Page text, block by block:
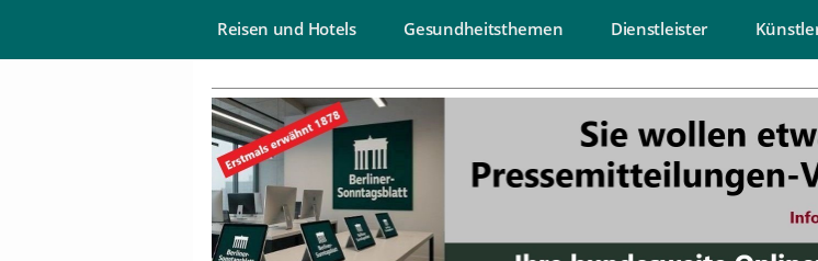
Reisen und Hotels Gesundheitsthemen Dienstleister